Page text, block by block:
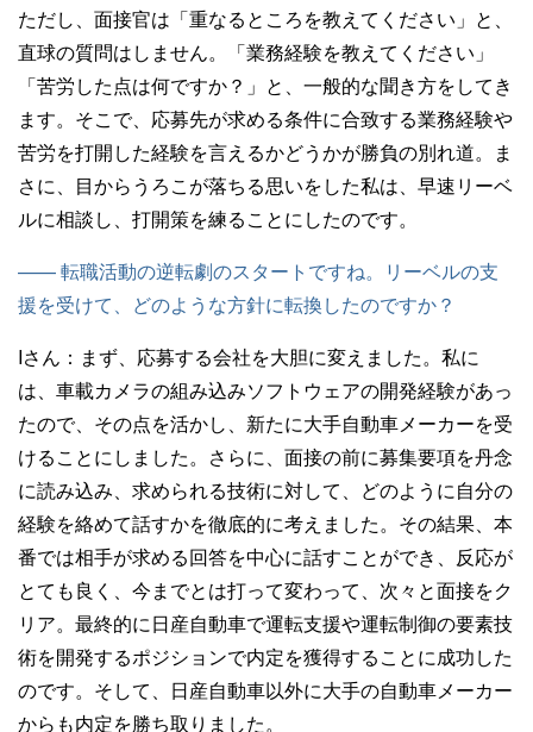
ただし、面接官は「重なるところを教えてください」と、
直球の質問はしません。「業務経験を教えてください」
「苦労した点は何ですか？」と、一般的な聞き方をしてき
ます。そこで、応募先が求める条件に合致する業務経験や
苦労を打開した経験を言えるかどうかが勝負の別れ道。ま
さに、目からうろこが落ちる思いをした私は、早速リーベ
ルに相談し、打開策を練ることにしたのです。
—— 転職活動の逆転劇のスタートですね。リーベルの支
援を受けて、どのような方針に転換したのですか？
Iさん： まず、応募する会社を大胆に変えました。私に
は、車載カメラの組み込みソフトウェアの開発経験があっ
たので、その点を活かし、新たに大手自動車メーカーを受
けることにしました。さらに、面接の前に募集要項を丹念
に読み込み、求められる技術に対して、どのように自分の
経験を絡めて話すかを徹底的に考えました。その結果、本
番では相手が求める回答を中心に話すことができ、反応が
とても良く、今までとは打って変わって、次々と面接をク
リア。最終的に日産自動車で運転支援や運転制御の要素技
術を開発するポジションで内定を獲得することに成功した
のです。そして、日産自動車以外に大手の自動車メーカー
からも内定を勝ち取りました。